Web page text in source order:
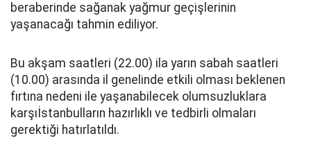
beraberinde sağanak yağmur geçişlerinin
yaşanacağı tahmin ediliyor.
Bu akşam saatleri (22.00) ila yarın sabah saatleri
(10.00) arasında il genelinde etkili olması beklenen
fırtına nedeni ile yaşanabilecek olumsuzluklara
karşıİstanbulların hazırlıklı ve tedbirli olmaları
gerektiği hatırlatıldı.